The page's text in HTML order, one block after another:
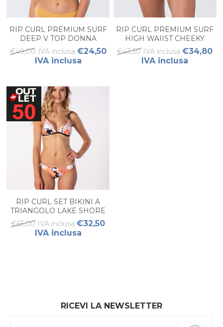
RIP CURL PREMIUM SURF
DEEP V TOP DONNA
€49,00 IVA inclusa €24,50
IVA inclusa
RIP CURL PREMIUM SURF
HIGH WAIIST CHEEKY
DONNA
€43,50 IVA inclusa €34,80
IVA inclusa
RIP CURL SET BIKINI A
TRIANGOLO LAKE SHORE
SET DONNA
€65,00 IVA inclusa €32,50
IVA inclusa
RICEVI LA NEWSLETTER